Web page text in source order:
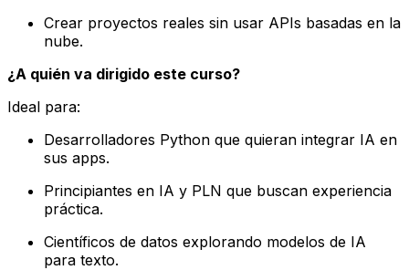
Crear proyectos reales sin usar APIs basadas en la
nube.
¿A quién va dirigido este curso?
Ideal para:
Desarrolladores Python que quieran integrar IA en
sus apps.
Principiantes en IA y PLN que buscan experiencia
práctica.
Científicos de datos explorando modelos de IA
para texto.